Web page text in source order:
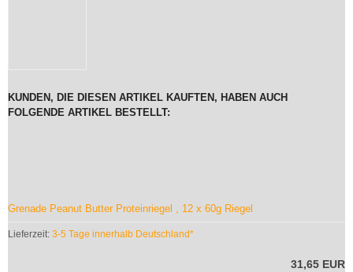
KUNDEN, DIE DIESEN ARTIKEL KAUFTEN, HABEN AUCH
FOLGENDE ARTIKEL BESTELLT:
Grenade Peanut Butter Proteinriegel , 12 x 60g Riegel
Lieferzeit: 3-5 Tage innerhalb Deutschland*
31,65 EUR